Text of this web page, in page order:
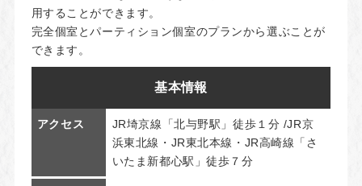
用することができます。
完全個室とパーティション個室のプランから選ぶことが
できます。
基本情報
アクセス
JR埼京線「北与野駅」徒歩１分 /JR京
浜東北線・JR東北本線・JR高崎線「さ
いたま新都心駅」徒歩７分